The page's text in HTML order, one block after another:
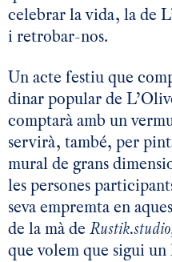
celebrar la vida, la de
i retrobar-nos.
Un acte festiu que
dinar popular de
comptarà amb un
servirà, també, per
mural de grans
les persones
seva empremta en
de la mà de Rustik.studio
que volem que sigui